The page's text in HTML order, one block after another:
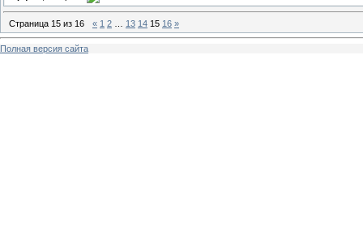
Страница 15 из 16 « 1 2 13 14 15 16 »
Полная версия сайта